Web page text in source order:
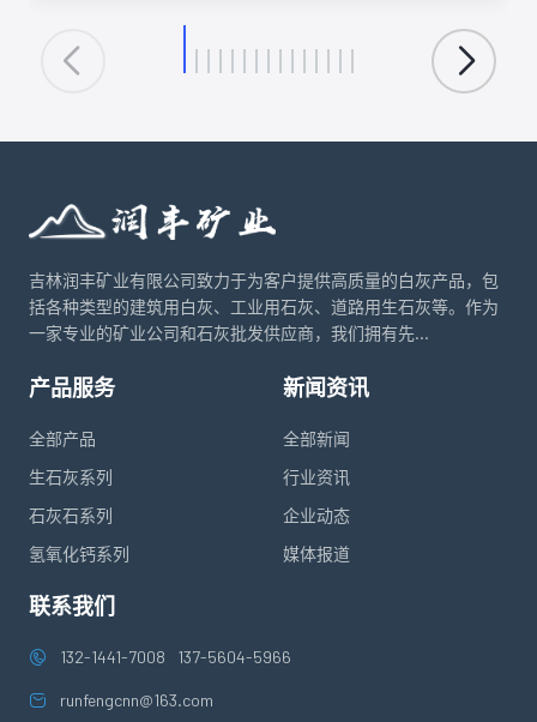
优化生产工艺、降低能耗、实现资源可持续利用具有重要
意义。
吉林润丰矿业有限公司致力于为客户提供高质量的白灰产品，包
括各种类型的建筑用白灰、工业用石灰、道路用生石灰等。作为
一家专业的矿业公司和石灰批发供应商，我们拥有先...
产品服务
全部产品
生石灰系列
石灰石系列
氢氧化钙系列
新闻资讯
全部新闻
行业资讯
企业动态
媒体报道
联系我们
132-1441-7008 137-5604-5966
runfengcnn@163.com